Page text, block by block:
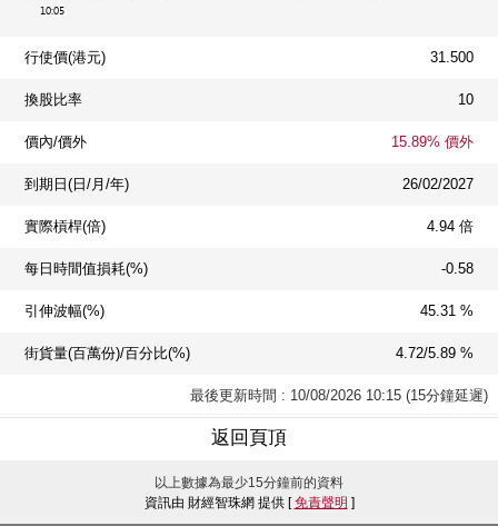
行使價(港元) 31.500
換股比率 10
價內/價外 15.89% 價外
到期日(日/月/年) 26/02/2027
實際槓桿(倍) 4.94 倍
每日時間值損耗(%) -0.58
引伸波幅(%) 45.31 %
街貨量(百萬份)/百分比(%) 4.72/5.89 %
最後更新時間 : 10/08/2026 10:15 (15分鐘延遲)
返回頁頂
以上數據為最少15分鐘前的資料
資訊由 財經智珠網 提供 [免責聲明 ]